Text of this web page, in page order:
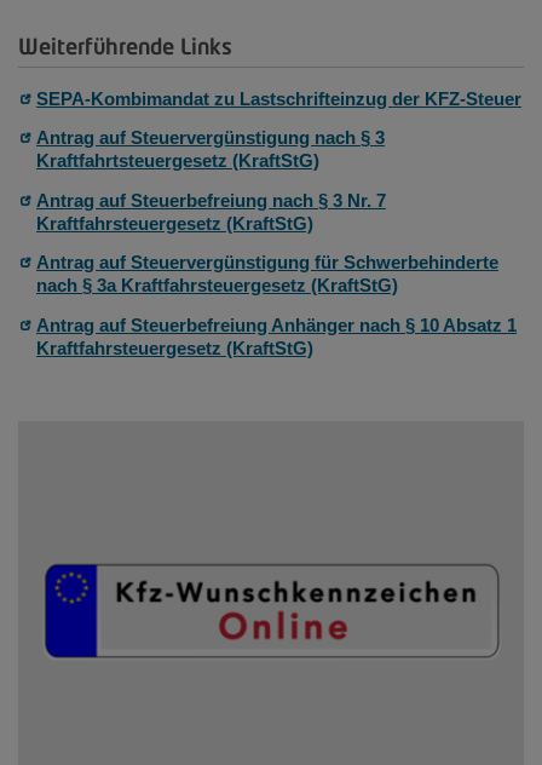
Weiterführende Links
SEPA-Kombimandat zu Lastschrifteinzug der KFZ-Steuer
Antrag auf Steuervergünstigung nach § 3
Kraftfahrtsteuergesetz (KraftStG)
Antrag auf Steuerbefreiung nach § 3 Nr. 7
Kraftfahrsteuergesetz (KraftStG)
Antrag auf Steuervergünstigung für Schwerbehinderte
nach § 3a Kraftfahrsteuergesetz (KraftStG)
Antrag auf Steuerbefreiung Anhänger nach § 10 Absatz 1
Kraftfahrsteuergesetz (KraftStG)